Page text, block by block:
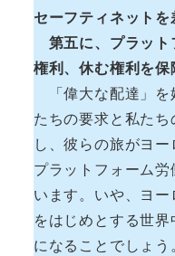
セーフティネット
第五に、プラット
権利、休む権利を保
「偉大な配達」を
たちの要求と私た
し、彼らの旅がヨ
プラットフォーム
います。いや、ヨ
をはじめとする世
になることでしょ